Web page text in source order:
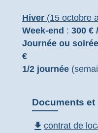
Hiver (15 octobre
Week-end : 300 €
Journée ou soirée
€
1/2 journée
Documents
file_download contrat de